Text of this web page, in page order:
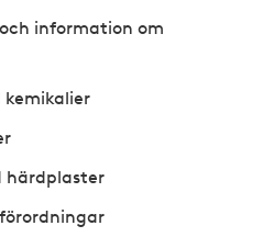
information om
kemikalier
härdplaster